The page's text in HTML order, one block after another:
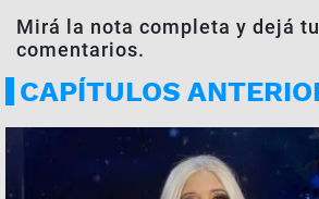
Mirá la nota completa y dejá
comentarios.
CAPÍTULOS